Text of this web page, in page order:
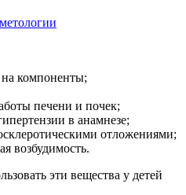
на компоненты;
печени и почек;
в анамнезе;
отложениями;
возбудимость.
эти вещества у детей